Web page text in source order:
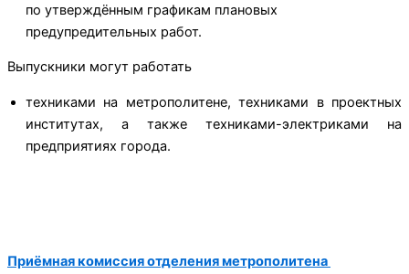
по утверждённым графикам плановых
предупредительных работ.
Выпускники могут работать
техниками на метрополитене, техниками в проектных
институтах, а также техниками-электриками на
предприятиях города.
Приёмная комиссия отделения метрополитена ​